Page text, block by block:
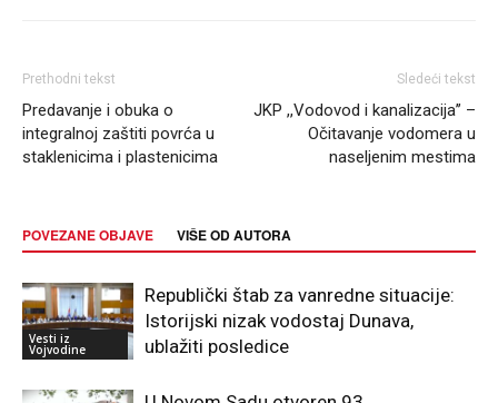
Prethodni tekst
Predavanje i obuka o
integralnoj zaštiti povrća u
staklenicima i plastenicima
Sledeći tekst
JKP ,,Vodovod i kanalizacija’’ –
Očitavanje vodomera u
naseljenim mestima
POVEZANE OBJAVE VIŠE OD AUTORA
Vesti iz
Vojvodine
Republički štab za vanredne situacije:
Istorijski nizak vodostaj Dunava,
ublažiti posledice